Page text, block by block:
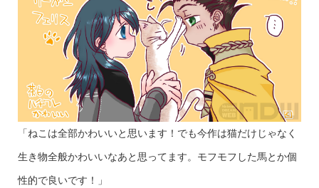
「ねこは全部かわいいと思います！でも今作は猫だけじゃなく
生き物全般かわいいなあと思ってます。モフモフした馬とか個
性的で良いです！」